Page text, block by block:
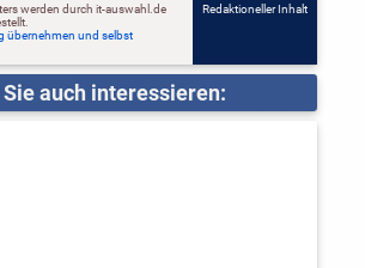
werden durch it-auswahl.de
übernehmen und selbst
Redaktioneller Inhalt
auch interessieren: